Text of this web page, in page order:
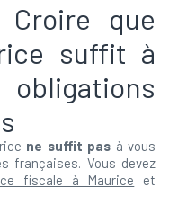
que
suffit à
ne suffit pas à vous
françaises. Vous devez
fiscale à Maurice et